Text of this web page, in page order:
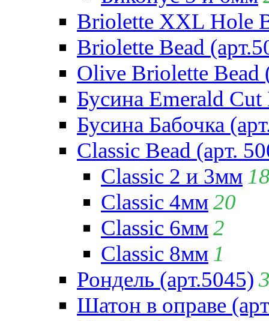
Briolette XXL Hole
Briolette Bead
Olive Briolette Bead
Бусина Emerald Cut
Бусина Бабочка
Classic Bead (арт.
Classic 2 и 3мм
Classic 4мм20
Classic 6мм2
Classic 8мм 1
Рондель (арт.5045)
Шатон в оправе